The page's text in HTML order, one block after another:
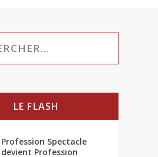
LE FLASH
Profession Spectacle
devient Profession